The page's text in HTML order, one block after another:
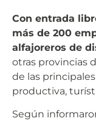
Con entrada
más de 200
alfajoreros de
otras provincias
de las
productiva,
Según